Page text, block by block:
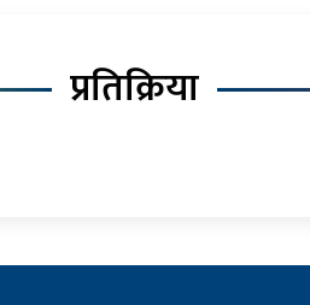
प्रतिक्रिया